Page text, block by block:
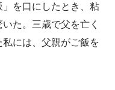
を口にしたとき、粘
た。三歳で父を亡く
には、父親がご飯を